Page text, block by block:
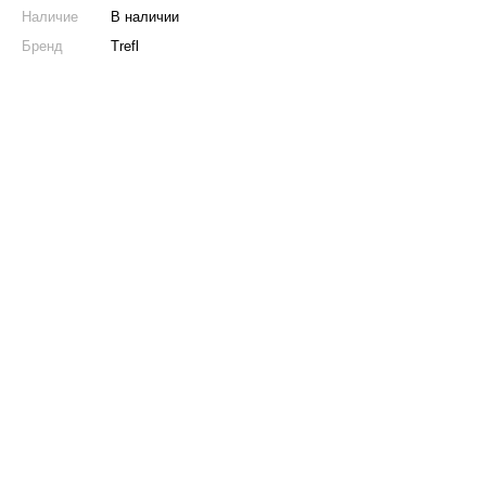
Наличие
В наличии
Бренд
Trefl